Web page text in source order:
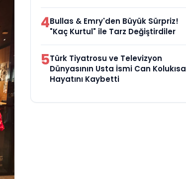
4Bullas & Emry'den Büyük Sürpriz!
"Kaç Kurtul" ile Tarz Değiştirdiler
5Türk Tiyatrosu ve Televizyon
Dünyasının Usta İsmi Can Kolukısa
Hayatını Kaybetti